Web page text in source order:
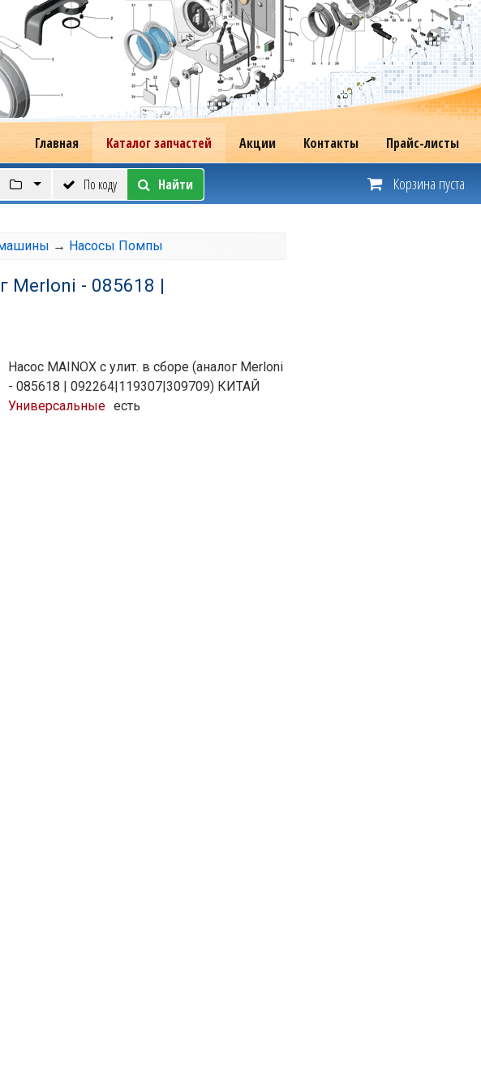
Главная Каталог запчастей Акции Контакты Прайс-листы
По коду Найти Корзина пуста
→ Насосы Помпы
Merloni - 085618 |
Насос MAINOX с улит. в сборе (аналог Merloni
- 085618 | 092264|119307|309709) КИТАЙ
Универсальные есть